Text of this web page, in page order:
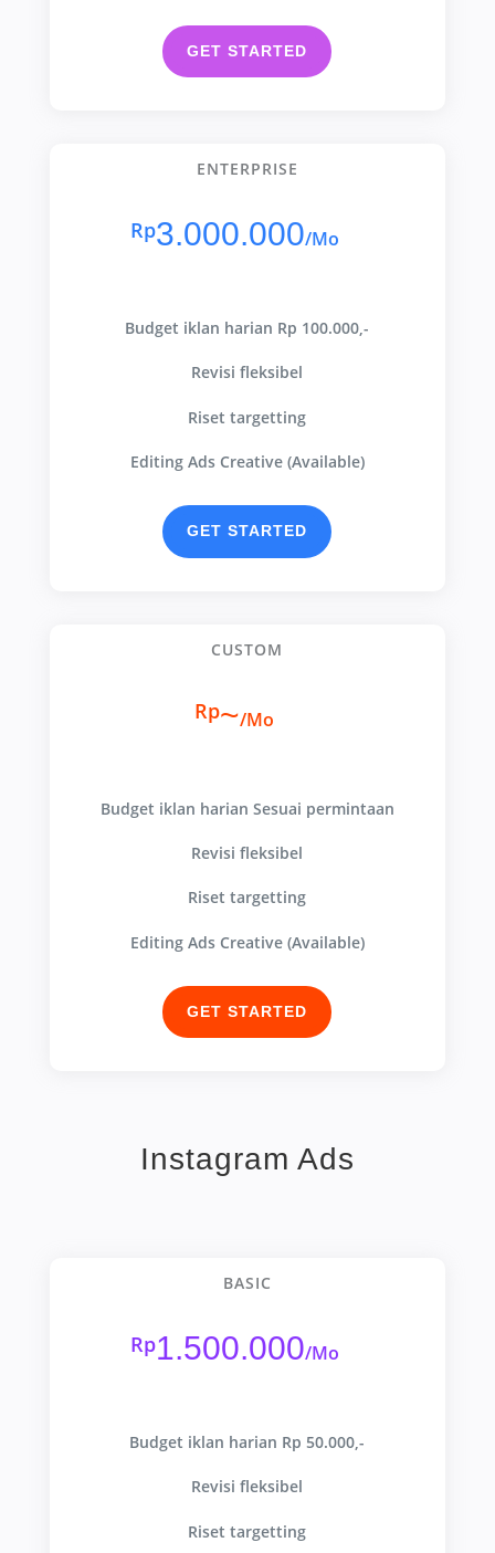
GET STARTED
ENTERPRISE
Rp3.000.000/Mo
Budget iklan harian Rp 100.000,-
Revisi fleksibel
Riset targetting
Editing Ads Creative (Available)
GET STARTED
CUSTOM
Rp~/Mo
Budget iklan harian Sesuai permintaan
Revisi fleksibel
Riset targetting
Editing Ads Creative (Available)
GET STARTED
Instagram Ads
BASIC
Rp1.500.000/Mo
Budget iklan harian Rp 50.000,-
Revisi fleksibel
Riset targetting